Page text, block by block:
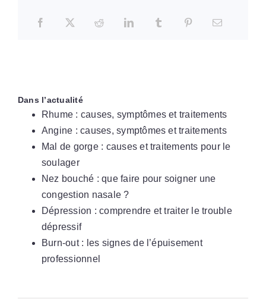
Dans l’actualité
Rhume : causes, symptômes et traitements
Angine : causes, symptômes et traitements
Mal de gorge : causes et traitements pour le
soulager
Nez bouché : que faire pour soigner une
congestion nasale ?
Dépression : comprendre et traiter le trouble
dépressif
Burn-out : les signes de l’épuisement
professionnel